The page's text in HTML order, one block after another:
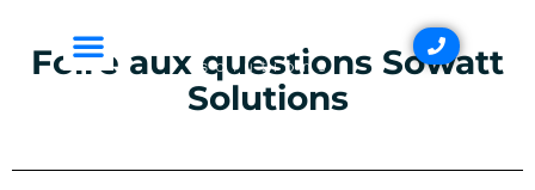
Foire aux questions Sowatt
Solutions